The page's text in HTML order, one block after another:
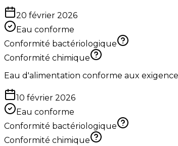
20 février 2026
Eau conforme
Conformité bactériologique
Conformité chimique
Eau d'alimentation conforme aux
10 février 2026
Eau conforme
Conformité bactériologique
Conformité chimique